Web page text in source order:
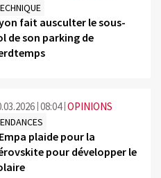
fait ausculter le sous-
de son parking de
08:04 OPINIONS
plaide pour la
pour développer le